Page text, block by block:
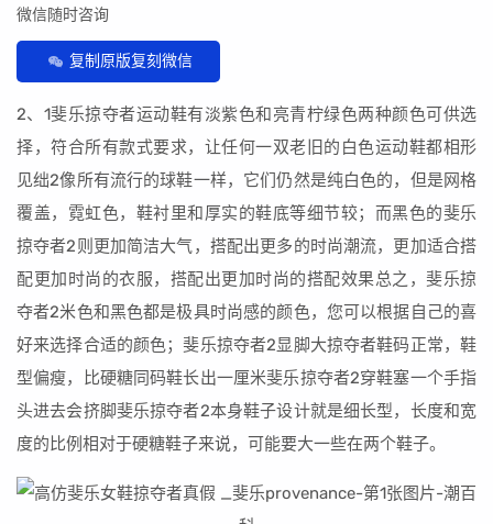
微信随时咨询
复制原版复刻微信
2、1斐乐掠夺者运动鞋有淡紫色和亮青柠绿色两种颜色可供选
择，符合所有款式要求，让任何一双老旧的白色运动鞋都相形
见绌2像所有流行的球鞋一样，它们仍然是纯白色的，但是网格
覆盖，霓虹色，鞋衬里和厚实的鞋底等细节较；而黑色的斐乐
掠夺者2则更加简洁大气，搭配出更多的时尚潮流，更加适合搭
配更加时尚的衣服，搭配出更加时尚的搭配效果总之，斐乐掠
夺者2米色和黑色都是极具时尚感的颜色，您可以根据自己的喜
好来选择合适的颜色；斐乐掠夺者2显脚大掠夺者鞋码正常，鞋
型偏瘦，比硬糖同码鞋长出一厘米斐乐掠夺者2穿鞋塞一个手指
头进去会挤脚斐乐掠夺者2本身鞋子设计就是细长型，长度和宽
度的比例相对于硬糖鞋子来说，可能要大一些在两个鞋子。